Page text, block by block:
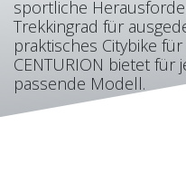
sportliche
Trekkingrad für
praktisches Citybike
CENTURION bietet
passende Modell.